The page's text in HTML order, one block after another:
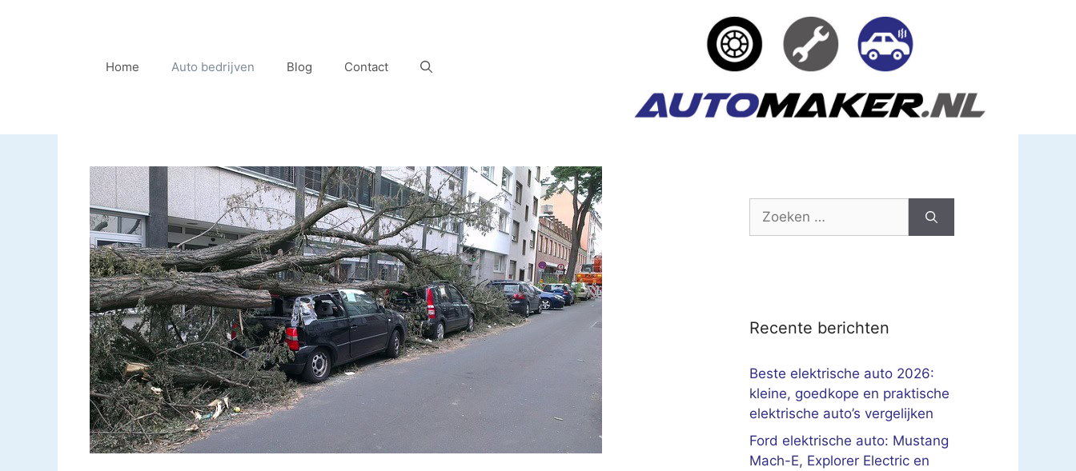
Home Auto bedrijven Blog Contact
Zoek
Recente berichten
Beste elektrische auto 2026:
kleine, goedkope en praktische
elektrische auto’s vergelijken
Ford elektrische auto: Mustang
Mach-E, Explorer Electric en